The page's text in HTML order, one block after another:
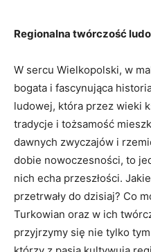
Regionalna twórczość
W sercu Wielkopolski, w
bogata i fascynująca
ludowej, która przez wieki
tradycje i tożsamość
dawnych zwyczajów i
dobie nowoczesności, to
nich echa przeszłości.
przetrwały do dzisiaj? Co
Turkowian oraz w ich
przyjrzymy się nie tylko